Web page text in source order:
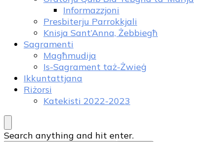
Informazzjoni
Presbiterju Parrokkjali
Knisja Sant’Anna, Żebbiegħ
Sagramenti
Magħmudija
Is-Sagrament taż-Żwieġ
Ikkuntattjana
Riżorsi
Katekisti 2022-2023
Looking
Search anything and hit enter.